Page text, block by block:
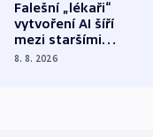
Falešní „lékaři“
vytvoření AI šíří
mezi staršími
Poláky nebezpečné
8. 8. 2026